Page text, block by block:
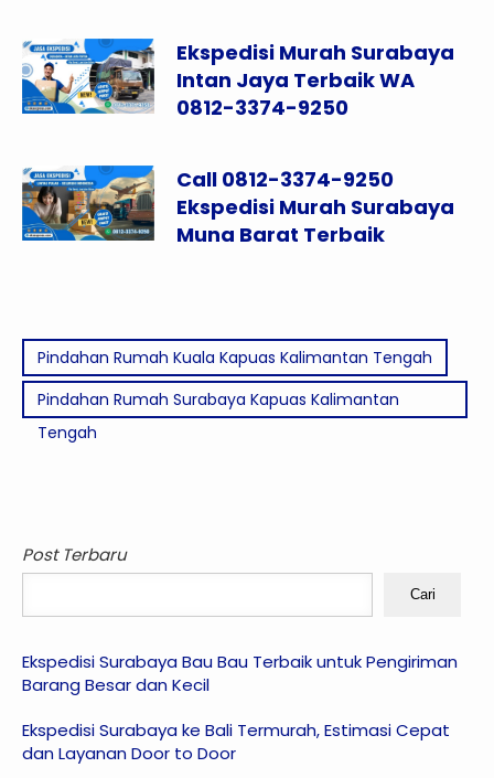
Ekspedisi Murah Surabaya
Intan Jaya Terbaik WA
0812-3374-9250
Call 0812-3374-9250
Ekspedisi Murah Surabaya
Muna Barat Terbaik
Pindahan Rumah Kuala Kapuas Kalimantan Tengah
Pindahan Rumah Surabaya Kapuas Kalimantan
Tengah
Post Terbaru
Cari
Ekspedisi Surabaya Bau Bau Terbaik untuk Pengiriman
Barang Besar dan Kecil
Ekspedisi Surabaya ke Bali Termurah, Estimasi Cepat
dan Layanan Door to Door